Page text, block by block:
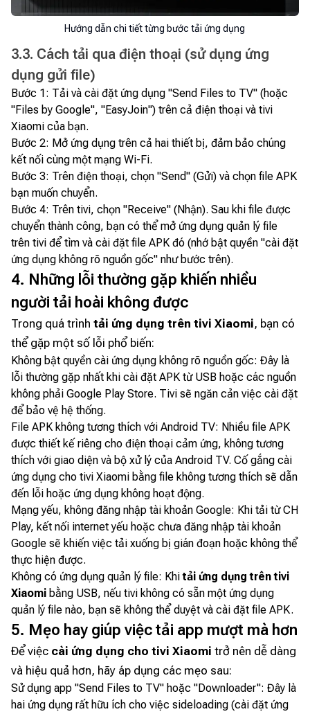
Hướng dẫn chi tiết từng bước tải ứng dụng
3.3. Cách tải qua điện thoại (sử dụng ứng
dụng gửi file)
Bước 1: Tải và cài đặt ứng dụng "Send Files to TV" (hoặc
"Files by Google", "EasyJoin") trên cả điện thoại và tivi
Xiaomi của bạn.
Bước 2: Mở ứng dụng trên cả hai thiết bị, đảm bảo chúng
kết nối cùng một mạng Wi-Fi.
Bước 3: Trên điện thoại, chọn "Send" (Gửi) và chọn file APK
bạn muốn chuyển.
Bước 4: Trên tivi, chọn "Receive" (Nhận). Sau khi file được
chuyển thành công, bạn có thể mở ứng dụng quản lý file
trên tivi để tìm và cài đặt file APK đó (nhớ bật quyền "cài đặt
ứng dụng không rõ nguồn gốc" như bước trên).
4. Những lỗi thường gặp khiến nhiều
người tải hoài không được
Trong quá trình tải ứng dụng trên tivi Xiaomi, bạn có
thể gặp một số lỗi phổ biến:
Không bật quyền cài ứng dụng không rõ nguồn gốc: Đây là
lỗi thường gặp nhất khi cài đặt APK từ USB hoặc các nguồn
không phải Google Play Store. Tivi sẽ ngăn cản việc cài đặt
để bảo vệ hệ thống.
File APK không tương thích với Android TV: Nhiều file APK
được thiết kế riêng cho điện thoại cảm ứng, không tương
thích với giao diện và bộ xử lý của Android TV. Cố gắng cài
ứng dụng cho tivi Xiaomi bằng file không tương thích sẽ dẫn
đến lỗi hoặc ứng dụng không hoạt động.
Mạng yếu, không đăng nhập tài khoản Google: Khi tải từ CH
Play, kết nối internet yếu hoặc chưa đăng nhập tài khoản
Google sẽ khiến việc tải xuống bị gián đoạn hoặc không thể
thực hiện được.
Không có ứng dụng quản lý file: Khitải ứng dụng trên tivi
Xiaomi bằng USB, nếu tivi không có sẵn một ứng dụng
quản lý file nào, bạn sẽ không thể duyệt và cài đặt file APK.
5. Mẹo hay giúp việc tải app mượt mà hơn
Để việc cài ứng dụng cho tivi Xiaomi trở nên dễ dàng
và hiệu quả hơn, hãy áp dụng các mẹo sau:
Sử dụng app "Send Files to TV" hoặc "Downloader": Đây là
hai ứng dụng rất hữu ích cho việc sideloading (cài đặt ứng